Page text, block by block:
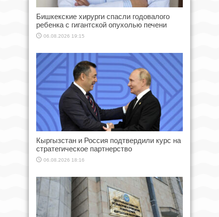
Бишкекские хирурги спасли годовалого
ребенка с гигантской опухолью печени
06.08.2026 19:15
Кыргызстан и Россия подтвердили курс на
стратегическое партнерство
06.08.2026 18:16